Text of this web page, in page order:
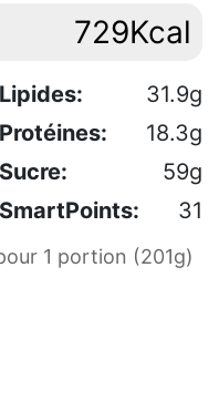
729Kcal
Lipides:
31.9g
Protéines:
18.3g
Sucre:
59g
SmartPoints: 31
1 portion (201g)